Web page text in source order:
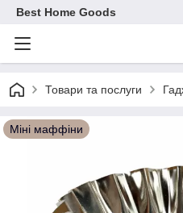
Best Home Goods
Товари та послуги
Міні маффіни